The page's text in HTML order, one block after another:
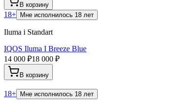
В корзину
18+ Мне исполнилось 18 лет
Iluma i Standart
IQOS Iluma I Breeze Blue
14 000 ₽18 000 ₽
В корзину
18+ Мне исполнилось 18 лет